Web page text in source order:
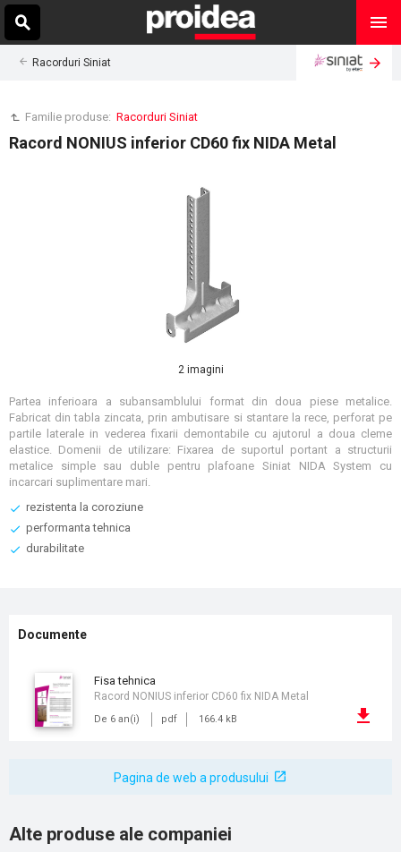
Racorduri Siniat
Familie produse: Racorduri Siniat
Racord NONIUS inferior CD60 fix NIDA Metal
2 imagini
Partea inferioara a subansamblului format din doua piese metalice.
Fabricat din tabla zincata, prin ambutisare si stantare la rece, perforat pe
partile laterale in vederea fixarii demontabile cu ajutorul a doua cleme
elastice. Domenii de utilizare: Fixarea de suportul portant a structurii
metalice simple sau duble pentru plafoane Siniat NIDA System cu
incarcari suplimentare mari.
rezistenta la coroziune
performanta tehnica
durabilitate
Documente
fisa tehnica
De 6 an(i) pdf 166.4 kB
Racord NONIUS inferior CD60 fix NIDA Metal
Pagina de web a produsului
Alte produse ale companiei